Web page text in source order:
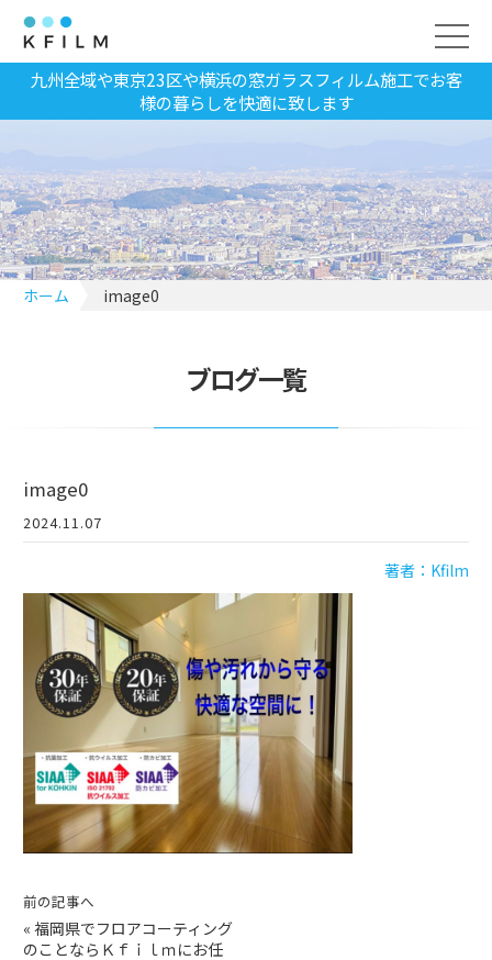
九州全域や東京23区や横浜の窓ガラスフィルム施工でお客
様の暮らしを快適に致します
ホーム image0
ブログ一覧
image0
2024.11.07
著者：Kfilm
前の記事へ
« 福岡県でフロアコーティング
のことならＫｆｉｌｍにお任